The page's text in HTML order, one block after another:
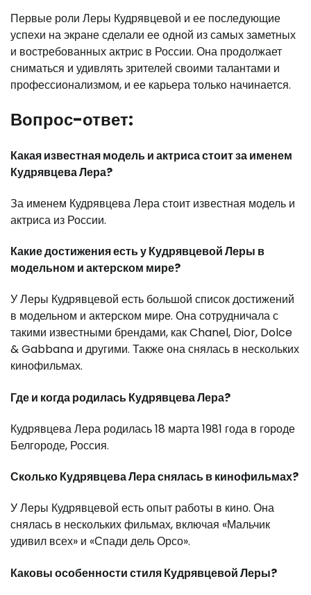
Первые роли Леры Кудрявцевой и ее последующие
успехи на экране сделали ее одной из самых заметных
и востребованных актрис в России. Она продолжает
сниматься и удивлять зрителей своими талантами и
профессионализмом, и ее карьера только начинается.
Вопрос-ответ:
Какая известная модель и актриса стоит за именем
Кудрявцева Лера?
За именем Кудрявцева Лера стоит известная модель и
актриса из России.
Какие достижения есть у Кудрявцевой Леры в
модельном и актерском мире?
У Леры Кудрявцевой есть большой список достижений
в модельном и актерском мире. Она сотрудничала с
такими известными брендами, как Chanel, Dior, Dolce
& Gabbana и другими. Также она снялась в нескольких
кинофильмах.
Где и когда родилась Кудрявцева Лера?
Кудрявцева Лера родилась 18 марта 1981 года в городе
Белгороде, Россия.
Сколько Кудрявцева Лера снялась в кинофильмах?
У Леры Кудрявцевой есть опыт работы в кино. Она
снялась в нескольких фильмах, включая «Мальчик
удивил всех» и «Спади дель Орсо».
Каковы особенности стиля Кудрявцевой Леры?